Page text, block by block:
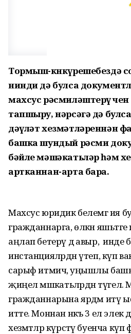
Тормыш-көнкүрешебездә
нинди дә булса
махсус рәсмиләштерү
тапшыру, нәрсәгә дә
дәүләт хезмәтләреннән
башка шундый рәсми
бәйле мәшәкатьләр һәм
артканнан-арта бара.
Махсус юридик белемгә ия
гражданнарга, өлкән яшьтәге
аңлап бетерү дә авыр, ә инде
инстанцияләрдән үтеп, күп
сарыф итмичә, уңышлы
җиңел мәшәкатьләрдән түгел.
гражданнарына ярдәм итү
итте. Моннан нәкъ 3 ел элек
хезмәтләр күрсәтү буенча